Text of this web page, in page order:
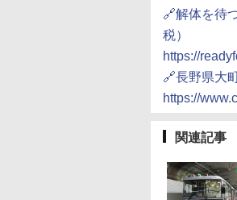
🔗解体を待
税）
https://
🔗長野県大
https://
関連記事